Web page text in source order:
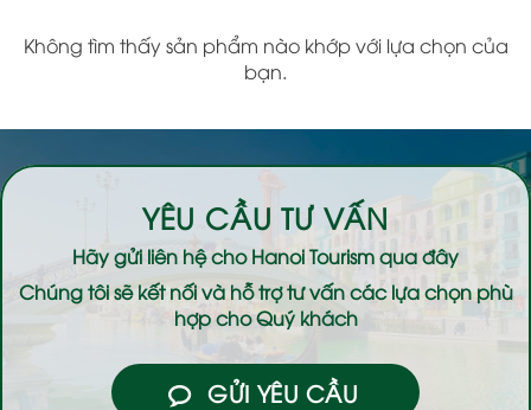
Không tìm thấy sản phẩm nào khớp với lựa chọn của
bạn.
YÊU CẦU TƯ VẤN
Hãy gửi liên hệ choHanoi Tourismqua đây
Chúng tôi sẽ kết nối và hỗ trợ tư vấn các lựa chọn phù
hợp cho Quý khách
GỬI YÊU CẦU